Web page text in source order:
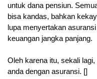
untuk dana pensiun.
bisa kandas, bahkan
lupa menyertakan
keuangan jangka panjang.
Oleh karena itu, sekali
anda dengan asuransi. []